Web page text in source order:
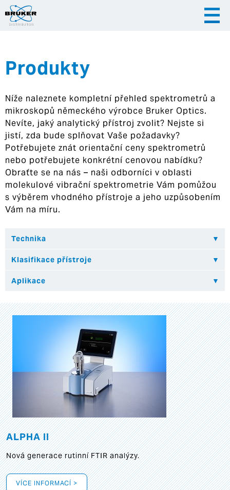
|
Hrvatska
Produkty
Níže naleznete kompletní přehled spektrometrů a
mikroskopů německého výrobce Bruker Optics.
Nevíte, jaký analytický přístroj zvolit? Nejste si
jistí, zda bude splňovat Vaše požadavky?
Potřebujete znát orientační ceny spektrometrů
nebo potřebujete konkrétní cenovou nabídku?
Obraťte se na nás – naši odborníci v oblasti
molekulové vibrační spektrometrie Vám pomůžou
s výběrem vhodného přístroje a jeho uzpůsobením
Vám na míru.
ALPHA II
Nová generace rutinní FTIR analýzy.
VÍCE INFORMACÍ >